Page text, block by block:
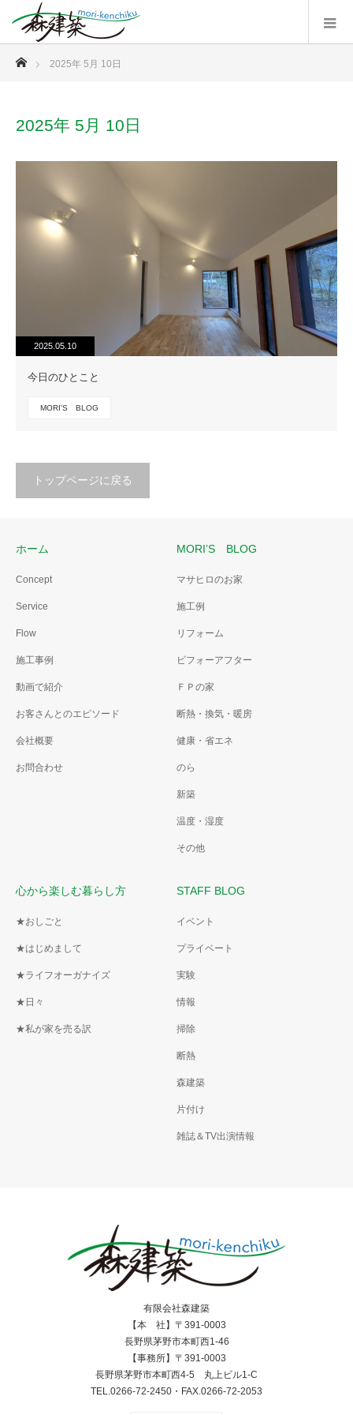
ホーム
2025年 5月 10日
2025年 5月 10日
2025.05.10
今日のひとこと
MORI'S BLOG
トップページに戻る
ホーム
Concept
Service
Flow
施工事例
動画で紹介
お客さんとのエピソード
会社概要
お問合わせ
MORI’S BLOG
マサヒロのお家
施工例
リフォーム
ビフォーアフター
ＦＰの家
断熱・換気・暖房
健康・省エネ
のら
新築
温度・湿度
その他
心から楽しむ暮らし方
★おしごと
★はじめまして
★ライフオーガナイズ
★日々
★私が家を売る訳
STAFF BLOG
イベント
プライベート
実験
情報
掃除
断熱
森建築
片付け
雑誌＆TV出演情報
有限会社森建築
【本 社】〒391-0003
長野県茅野市本町西1-46
【事務所】〒391-0003
長野県茅野市本町西4-5 丸上ビル1-C
TEL.0266-72-2450・FAX.0266-72-2053